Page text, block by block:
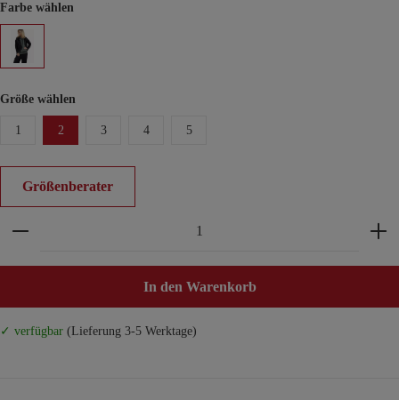
Farbe wählen
Größe wählen
1 2 3 4 5
Größenberater
Produkt Anzahl: Gib den gewünschten Wert ein
In den Warenkorb
✓ verfügbar (Lieferung 3-5 Werktage)